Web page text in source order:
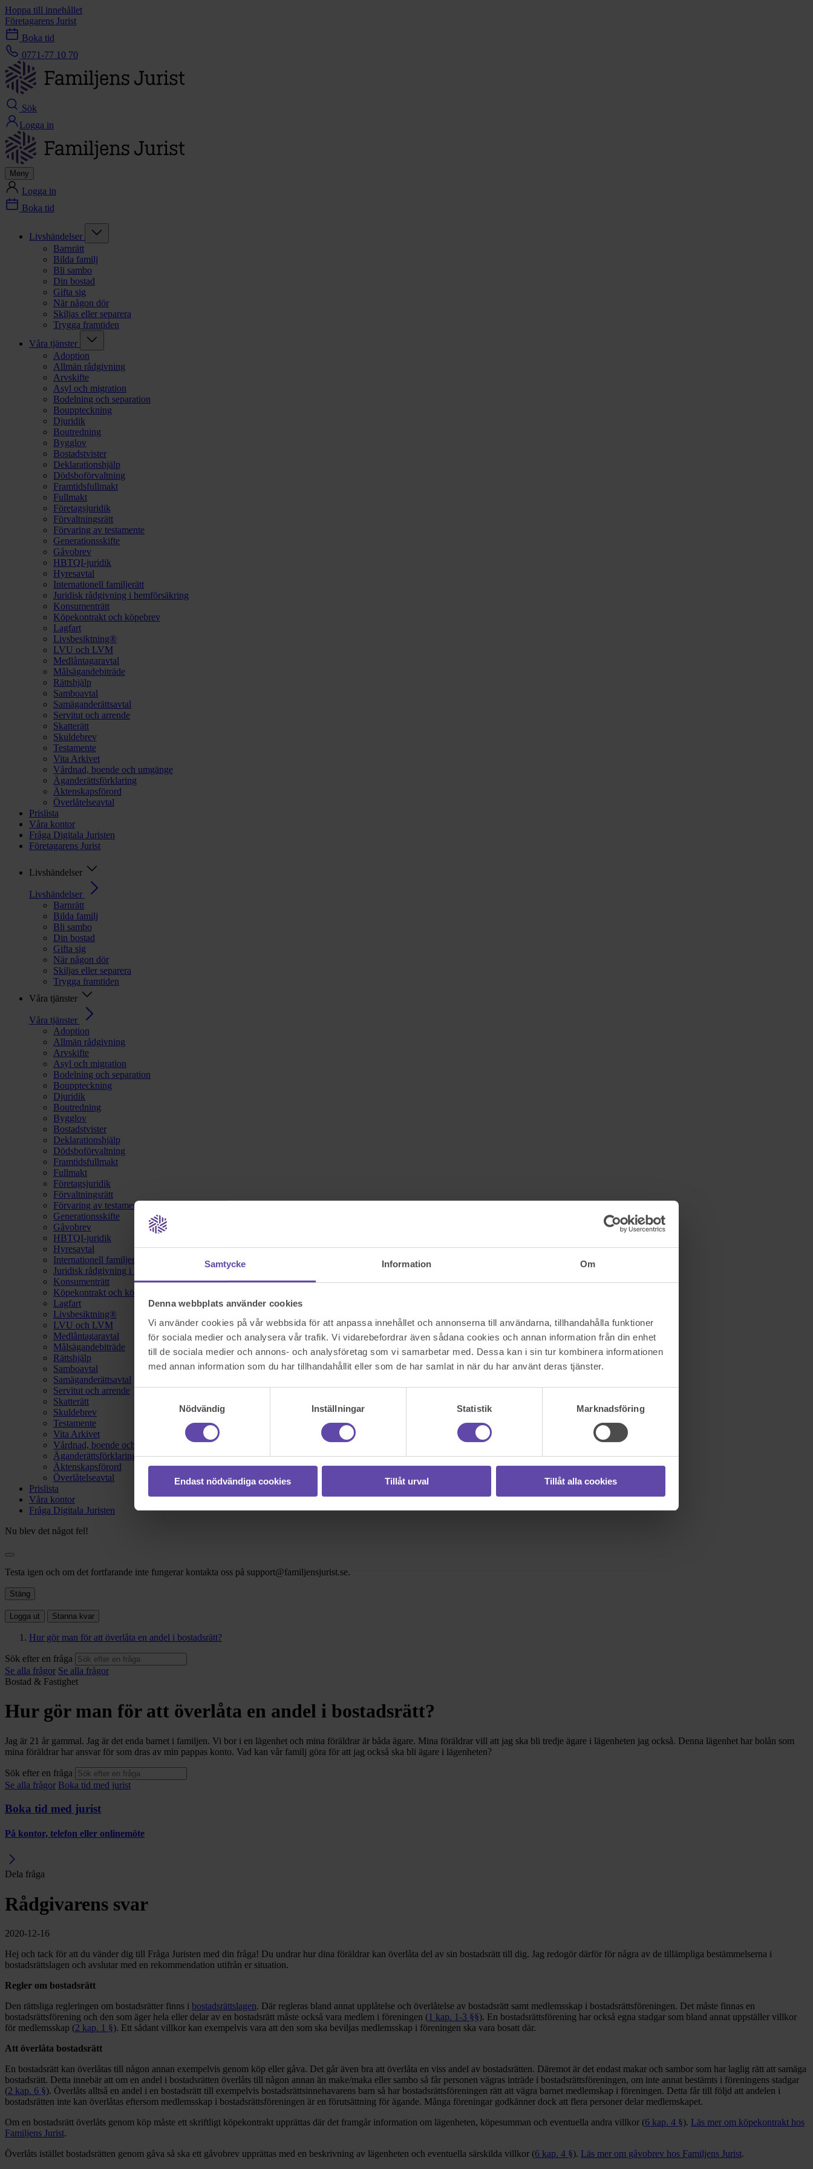
Samtycke Information Om
Denna webbplats använder cookies
Vi använder cookies på vår webbsida för att anpassa innehållet och annonserna till användarna, tillhandahålla funktioner
för sociala medier och analysera vår trafik. Vi vidarebefordrar även sådana cookies och annan information från din enhet
till de sociala medier och annons- och analysföretag som vi samarbetar med. Dessa kan i sin tur kombinera informationen
med annan information som du har tillhandahållit eller som de har samlat in när du har använt deras tjänster.
Nödvändig
Inställningar Statistik Marknadsföring
Endast nödvändiga cookies Tillåt urval Tillåt alla cookies
Hoppa till innehållet
Företagarens Jurist
Boka tid
0771-77 10 70
Sök
Logga in
Meny
Logga in
Boka tid
Livshändelser
Barnrätt
Bilda familj
Bli sambo
Din bostad
Gifta sig
När någon dör
Skiljas eller separera
Trygga framtiden
Våra tjänster
Adoption
Allmän rådgivning
Arvskifte
Asyl och migration
Bodelning och separation
Bouppteckning
Djuridik
Boutredning
Bygglov
Bostadstvister
Deklarationshjälp
Dödsboförvaltning
Framtidsfullmakt
Fullmakt
Företagsjuridik
Förvaltningsrätt
Förvaring av testamente
Generationsskifte
Gåvobrev
HBTQI-juridik
Hyresavtal
Internationell familjerätt
Juridisk rådgivning i hemförsäkring
Konsumenträtt
Köpekontrakt och köpebrev
Lagfart
Livsbesiktning®
LVU och LVM
Medlåntagaravtal
Målsägandebiträde
Rättshjälp
Samboavtal
Samäganderättsavtal
Servitut och arrende
Skatterätt
Skuldebrev
Testamente
Vita Arkivet
Vårdnad, boende och umgänge
Äganderättsförklaring
Äktenskapsförord
Överlåtelseavtal
Prislista
Våra kontor
Fråga Digitala Juristen
Företagarens Jurist
Livshändelser
Livshändelser
Barnrätt
Bilda familj
Bli sambo
Din bostad
Gifta sig
När någon dör
Skiljas eller separera
Trygga framtiden
Våra tjänster
Våra tjänster
Adoption
Allmän rådgivning
Arvskifte
Asyl och migration
Bodelning och separation
Bouppteckning
Djuridik
Boutredning
Bygglov
Bostadstvister
Deklarationshjälp
Dödsboförvaltning
Framtidsfullmakt
Fullmakt
Företagsjuridik
Förvaltningsrätt
Förvaring av testamente
Generationsskifte
Gåvobrev
HBTQI-juridik
Hyresavtal
Internationell familjerätt
Juridisk rådgivning i hemförsäkring
Konsumenträtt
Köpekontrakt och köpebrev
Lagfart
Livsbesiktning®
LVU och LVM
Medlåntagaravtal
Målsägandebiträde
Rättshjälp
Samboavtal
Samäganderättsavtal
Servitut och arrende
Skatterätt
Skuldebrev
Testamente
Vita Arkivet
Vårdnad, boende och umgänge
Äganderättsförklaring
Äktenskapsförord
Överlåtelseavtal
Prislista
Våra kontor
Fråga Digitala Juristen
Nu blev det något fel!
Testa igen och om det fortfarande inte fungerar kontakta oss på support@familjensjurist.se.
Stäng
Logga ut Stanna kvar
Hur gör man för att överlåta en andel i bostadsrätt?
Sök efter en fråga
Se alla frågor Se alla frågor
Bostad & Fastighet
Hur gör man för att överlåta en andel i bostadsrätt?
Jag är 21 år gammal. Jag är det enda barnet i familjen. Vi bor i en lägenhet och mina föräldrar är båda ägare. Mina föräldrar vill att jag ska bli tredje ägare i lägenheten jag också. Denna lägenhet har bolån som
mina föräldrar har ansvar för som dras av min pappas konto. Vad kan vår familj göra för att jag också ska bli ägare i lägenheten?
Sök efter en fråga
Se alla frågor Boka tid med jurist
Boka tid med jurist
På kontor, telefon eller onlinemöte
Dela fråga
Rådgivarens svar
2020-12-16
Hej och tack för att du vänder dig till Fråga Juristen med din fråga! Du undrar hur dina föräldrar kan överlåta del av sin bostadsrätt till dig. Jag redogör därför för några av de tillämpliga bestämmelserna i
bostadsrättslagen och avslutar med en rekommendation utifrån er situation.
Regler om bostadsrätt
Den rättsliga regleringen om bostadsrätter finns i bostadsrättslagen. Där regleras bland annat upplåtelse och överlåtelse av bostadsrätt samt medlemsskap i bostadsrättsföreningen. Det måste finnas en
bostadsrättsförening och den som äger hela eller delar av en bostadsrätt måste också vara medlem i föreningen (1 kap. 1-3 §§). En bostadsrättsförening har också egna stadgar som bland annat uppställer villkor
för medlemsskap (2 kap. 1 §). Ett sådant villkor kan exempelvis vara att den som ska beviljas medlemsskap i föreningen ska vara bosatt där.
Att överlåta bostadsrätt
En bostadsrätt kan överlåtas till någon annan exempelvis genom köp eller gåva. Det går även bra att överlåta en viss andel av bostadsrätten. Däremot är det endast makar och sambor som har laglig rätt att samäga
bostadsrätt. Detta innebär att om en andel i bostadsrätten överlåts till någon annan än make/maka eller sambo så får personen vägras inträde i bostadsrättsföreningen, om inte annat bestämts i föreningens stadgar
(2 kap. 6 §). Överlåts alltså en andel i en bostadsrätt till exempelvis bostadsrättsinnehavarens barn så har bostadsrättsföreningen rätt att vägra barnet medlemskap i föreningen. Detta får till följd att andelen i
bostadsrätten inte kan överlåtas eftersom medlemsskap i bostadsrättsföreningen är en förutsättning för ägande. Många föreningar godkänner dock att flera personer delar medlemskapet.
Om en bostadsrätt överlåts genom köp måste ett skriftligt köpekontrakt upprättas där det framgår information om lägenheten, köpesumman och eventuella andra villkor (6 kap. 4 §). Läs mer om köpekontrakt hos
Familjens Jurist.
Överlåts istället bostadsrätten genom gåva så ska ett gåvobrev upprättas med en beskrivning av lägenheten och eventuella särskilda villkor (6 kap. 4 §). Läs mer om gåvobrev hos Familjens Jurist.